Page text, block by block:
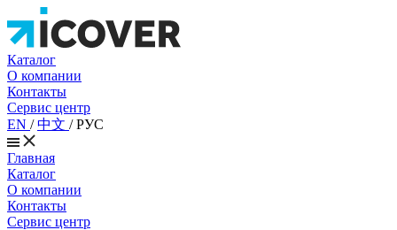
Каталог
О компании
Контакты
Сервис центр
EN /中文 /РУС
Главная
Каталог
О компании
Контакты
Сервис центр